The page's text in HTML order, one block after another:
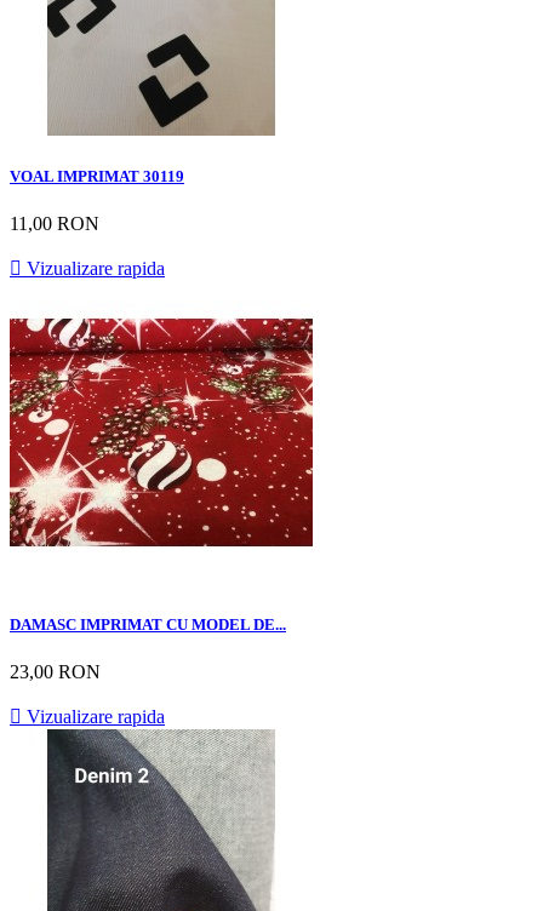
VOAL IMPRIMAT 30119
11,00 RON
 Vizualizare rapida
DAMASC IMPRIMAT CU MODEL DE...
23,00 RON
 Vizualizare rapida